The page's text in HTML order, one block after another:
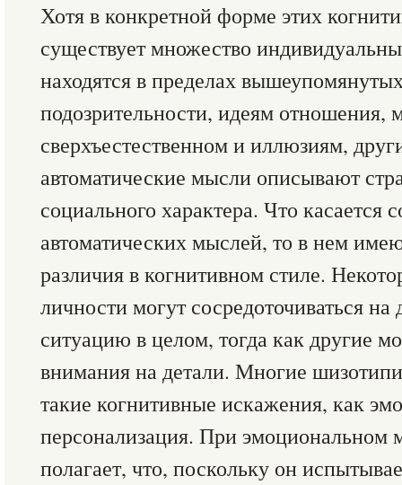
Хотя в конкретной форме этих
существует множество
находятся в пределах
подозрительности, идеям отношения,
сверхъестественном и иллюзиям,
автоматические мысли описывают
социального характера. Что касается
автоматических мыслей, то в нем
различия в когнитивном стиле.
личности могут сосредоточиваться на
ситуацию в целом, тогда как другие
внимания на детали. Многие
такие когнитивные искажения, как
персонализация. При эмоциональном
полагает, что, поскольку он